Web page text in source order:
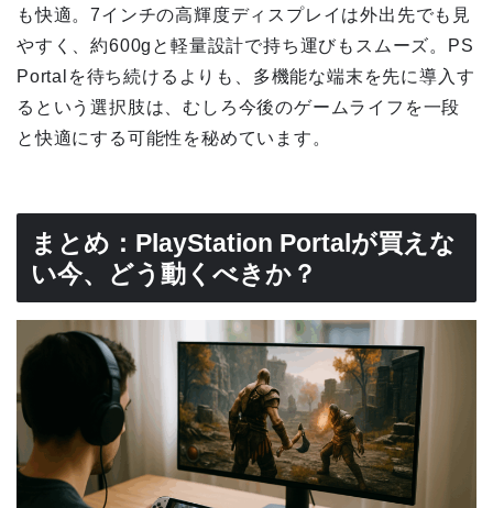
も快適。7インチの高輝度ディスプレイは外出先でも見
やすく、約600gと軽量設計で持ち運びもスムーズ。PS
Portalを待ち続けるよりも、多機能な端末を先に導入す
るという選択肢は、むしろ今後のゲームライフを一段
と快適にする可能性を秘めています。
まとめ：PlayStation Portalが買えな
い今、どう動くべきか？